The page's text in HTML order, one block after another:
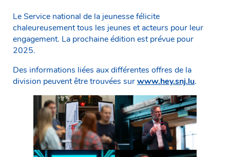
Le Service national de la jeunesse félicite
chaleureusement tous les jeunes et acteurs pour leur
engagement. La prochaine édition est prévue pour
2025.
Des informations liées aux différentes offres de la
division peuvent être trouvées surwww.hey.snj.lu.